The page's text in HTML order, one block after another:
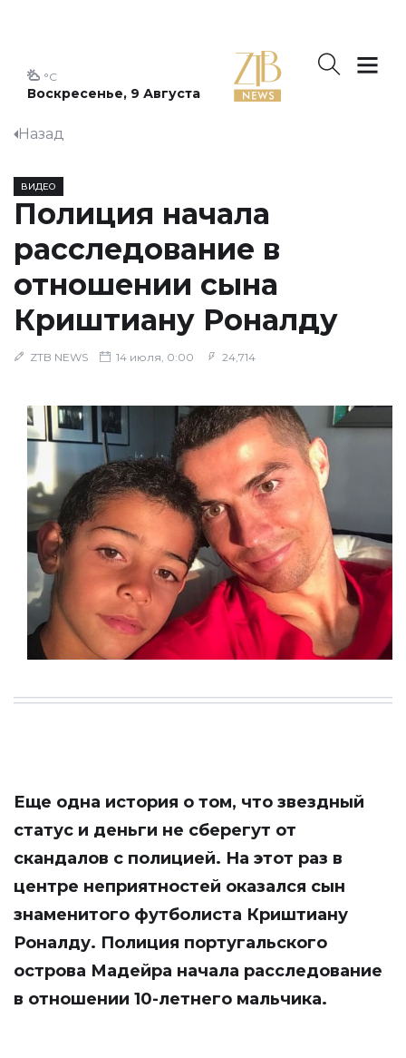
Воскресенье, 9 Августа
°C
Назад
ВИДЕО
Полиция начала
расследование в
отношении сына
Криштиану Роналду
ZTB NEWS 14 июля, 0:00 24,714
Еще одна история о том, что звездный
статус и деньги не сберегут от
скандалов с полицией. На этот раз в
центре неприятностей оказался сын
знаменитого футболиста Криштиану
Роналду. Полиция португальского
острова Мадейра начала расследование
в отношении 10-летнего мальчика.